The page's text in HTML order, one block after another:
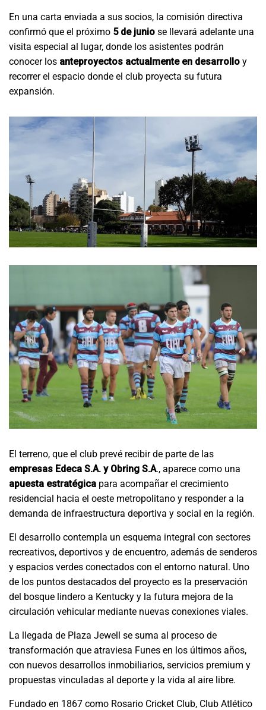
En una carta enviada a sus socios, la comisión directiva
confirmó que el próximo 5 de junio se llevará adelante una
visita especial al lugar, donde los asistentes podrán
conocer los anteproyectos actualmente en desarrollo y
recorrer el espacio donde el club proyecta su futura
expansión.
El terreno, que el club prevé recibir de parte de las
empresas Edeca S.A. y Obring S.A., aparece como una
apuesta estratégica para acompañar el crecimiento
residencial hacia el oeste metropolitano y responder a la
demanda de infraestructura deportiva y social en la región.
El desarrollo contempla un esquema integral con sectores
recreativos, deportivos y de encuentro, además de senderos
y espacios verdes conectados con el entorno natural. Uno
de los puntos destacados del proyecto es la preservación
del bosque lindero a Kentucky y la futura mejora de la
circulación vehicular mediante nuevas conexiones viales.
La llegada de Plaza Jewell se suma al proceso de
transformación que atraviesa Funes en los últimos años,
con nuevos desarrollos inmobiliarios, servicios premium y
propuestas vinculadas al deporte y la vida al aire libre.
Fundado en 1867 como Rosario Cricket Club, Club Atlético